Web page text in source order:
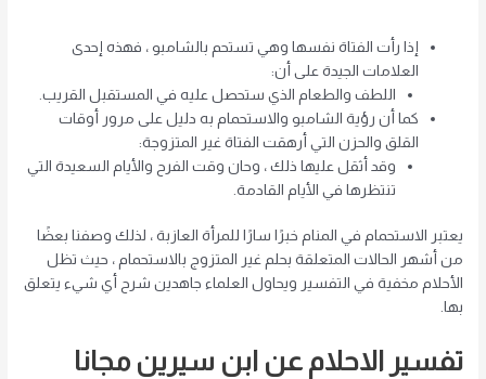
إذا رأت الفتاة نفسها وهي تستحم بالشامبو ، فهذه إحدى
العلامات الجيدة على أن:
اللطف والطعام الذي ستحصل عليه في المستقبل القريب.
كما أن رؤية الشامبو والاستحمام به دليل على مرور أوقات
القلق والحزن التي أرهقت الفتاة غير المتزوجة:
وقد أثقل عليها ذلك ، وحان وقت الفرح والأيام السعيدة التي
تنتظرها في الأيام القادمة.
يعتبر الاستحمام في المنام خبرًا سارًا للمرأة العازبة ، لذلك وصفنا بعضًا
من أشهر الحالات المتعلقة بحلم غير المتزوج بالاستحمام ، حيث تظل
الأحلام مخفية في التفسير ويحاول العلماء جاهدين شرح أي شيء يتعلق
بها.
تفسير الاحلام عن ابن سيرين مجانا